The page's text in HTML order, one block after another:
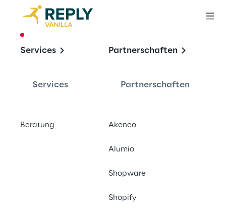
Services
Services
Beratung
Partnerschaften
Partnerschaften
Akeneo
Alumio
Shopware
Shopify
Plugin Alliance: Von
Legacy-
skalierbaren
Plattform